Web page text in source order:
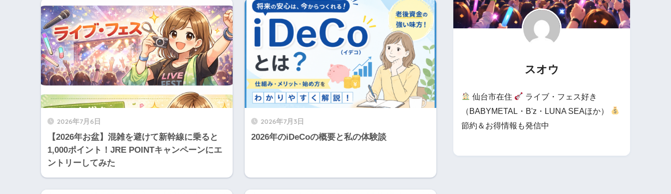
2026年7月6日
【2026年お盆】混雑を避けて新幹線に乗ると
1,000ポイント！JRE POINTキャンペーンにエ
ントリーしてみた
2026年7月3日
2026年のiDeCoの概要と私の体験談
スオウ
仙台市在住
ライブ・フェス好き
（BABYMETAL・B'z・LUNA SEAほか）
節約＆お得情報も発信中